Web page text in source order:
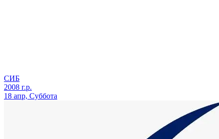
СИБ
2008 г.р.
18 апр, Суббота